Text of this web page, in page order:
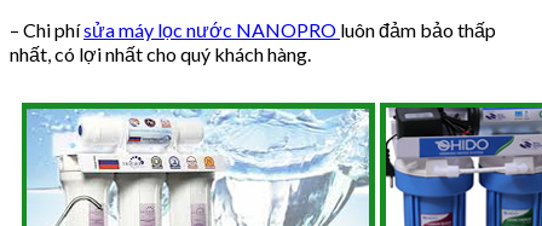
– Chi phísửa máy lọc nước NANOPRO luôn đảm bảo thấp
nhất, có lợi nhất cho quý khách hàng.